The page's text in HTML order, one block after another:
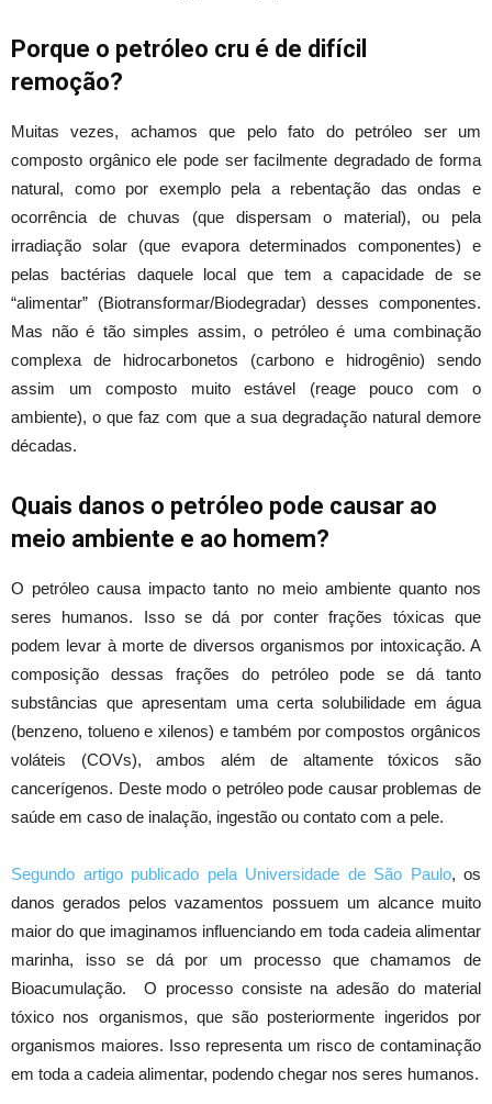
Porque o petróleo cru é de difícil
remoção?
Muitas vezes, achamos que pelo fato do petróleo ser um
composto orgânico ele pode ser facilmente degradado de forma
natural, como por exemplo pela a rebentação das ondas e
ocorrência de chuvas (que dispersam o material), ou pela
irradiação solar (que evapora determinados componentes) e
pelas bactérias daquele local que tem a capacidade de se
“alimentar” (Biotransformar/Biodegradar) desses componentes.
Mas não é tão simples assim, o petróleo é uma combinação
complexa de hidrocarbonetos (carbono e hidrogênio) sendo
assim um composto muito estável (reage pouco com o
ambiente), o que faz com que a sua degradação natural demore
décadas.
Quais danos o petróleo pode causar ao
meio ambiente e ao homem?
O petróleo causa impacto tanto no meio ambiente quanto nos
seres humanos. Isso se dá por conter frações tóxicas que
podem levar à morte de diversos organismos por intoxicação. A
composição dessas frações do petróleo pode se dá tanto
substâncias que apresentam uma certa solubilidade em água
(benzeno, tolueno e xilenos) e também por compostos orgânicos
voláteis (COVs), ambos além de altamente tóxicos são
cancerígenos. Deste modo o petróleo pode causar problemas de
saúde em caso de inalação, ingestão ou contato com a pele.
Segundo artigo publicado pela Universidade de São Paulo, os
danos gerados pelos vazamentos possuem um alcance muito
maior do que imaginamos influenciando em toda cadeia alimentar
marinha, isso se dá por um processo que chamamos de
Bioacumulação. O processo consiste na adesão do material
tóxico nos organismos, que são posteriormente ingeridos por
organismos maiores. Isso representa um risco de contaminação
em toda a cadeia alimentar, podendo chegar nos seres humanos.